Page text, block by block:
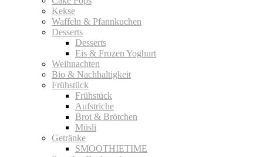
Kekse
Waffeln & Pfannkuchen
Desserts
Desserts
Eis & Frozen Yoghurt
Weihnachten
Bio & Nachhaltigkeit
Frühstück
Frühstück
Aufstriche
Brot & Brötchen
Müsli
Getränke
SMOOTHIETIME